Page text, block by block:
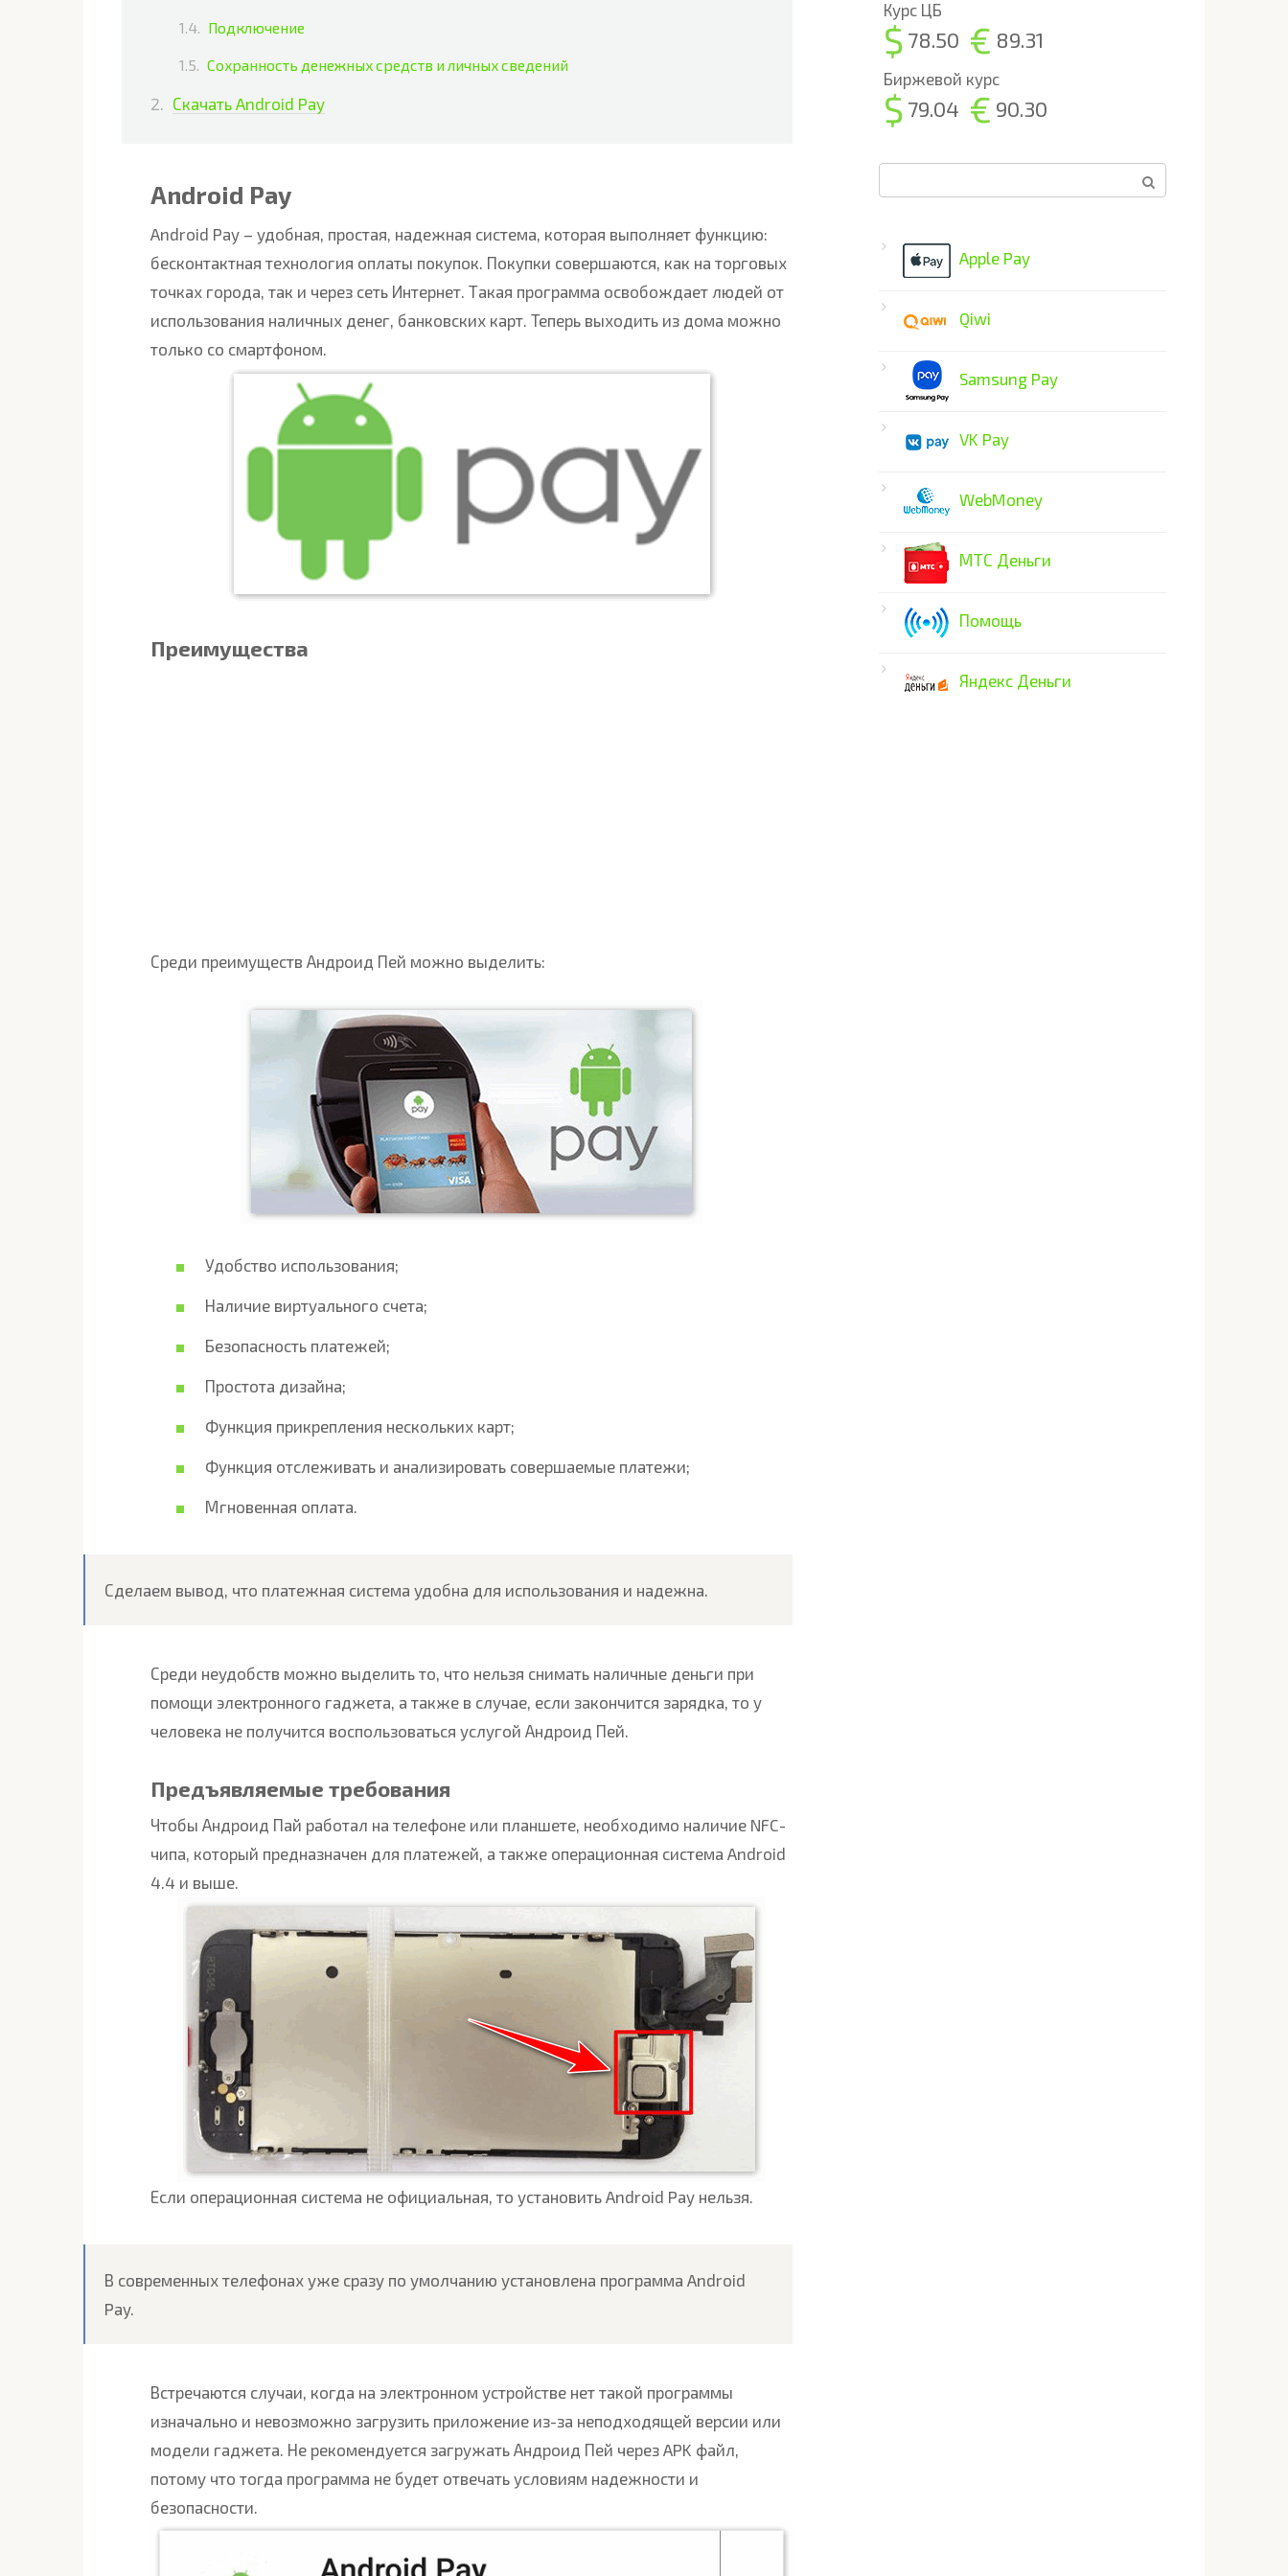
Подключение
Сохранность денежных средств и личных сведений
Скачать Android Pay
Android Pay
Android Pay – удобная, простая, надежная система, которая выполняет функцию:
бесконтактная технология оплаты покупок. Покупки совершаются, как на торговых
точках города, так и через сеть Интернет. Такая программа освобождает людей от
использования наличных денег, банковских карт. Теперь выходить из дома можно
только со смартфоном.
Преимущества
Среди преимуществ Андроид Пей можно выделить:
Удобство использования;
Наличие виртуального счета;
Безопасность платежей;
Простота дизайна;
Функция прикрепления нескольких карт;
Функция отслеживать и анализировать совершаемые платежи;
Мгновенная оплата.
Сделаем вывод, что платежная система удобна для использования и надежна.
Среди неудобств можно выделить то, что нельзя снимать наличные деньги при
помощи электронного гаджета, а также в случае, если закончится зарядка, то у
человека не получится воспользоваться услугой Андроид Пей.
Предъявляемые требования
Чтобы Андроид Пай работал на телефоне или планшете, необходимо наличие NFC-
чипа, который предназначен для платежей, а также операционная система Android
4.4 и выше.
Если операционная система не официальная, то установить Android Pay нельзя.
В современных телефонах уже сразу по умолчанию установлена программа Android
Pay.
Встречаются случаи, когда на электронном устройстве нет такой программы
изначально и невозможно загрузить приложение из-за неподходящей версии или
модели гаджета. Не рекомендуется загружать Андроид Пей через APK файл,
потому что тогда программа не будет отвечать условиям надежности и
безопасности.
Курс ЦБ
$ 78.50 € 89.31
Биржевой курс
$ 79.04 € 90.30
Apple Pay
Qiwi
Samsung Pay
VK Pay
WebMoney
МТС Деньги
Помощь
Яндекс Деньги